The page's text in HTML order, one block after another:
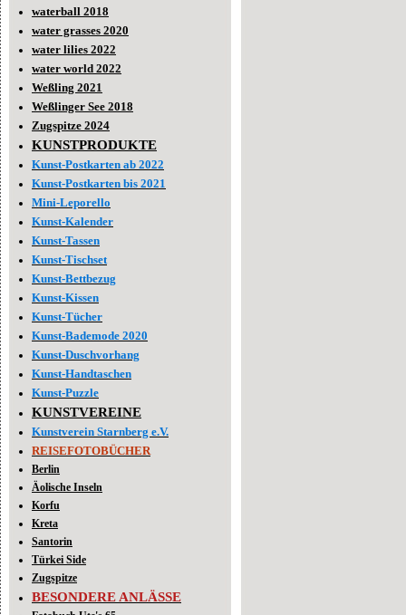
waterball 2018
water grasses 2020
water lilies 2022
water world 2022
Weßling 2021
Weßlinger See 2018
Zugspitze 2024
KUNSTPRODUKTE
Kunst-Postkarten ab 2022
Kunst-Postkarten bis 2021
Mini-Leporello
Kunst-Kalender
Kunst-Tassen
Kunst-Tischset
Kunst-Bettbezug
Kunst-Kissen
Kunst-Tücher
Kunst-Bademode 2020
Kunst-Duschvorhang
Kunst-Handtaschen
Kunst-Puzzle
KUNSTVEREINE
Kunstverein Starnberg e.V.
REISEFOTOBÜCHER
Berlin
Äolische Inseln
Korfu
Kreta
Santorin
Türkei Side
Zugspitze
BESONDERE ANLÄSSE